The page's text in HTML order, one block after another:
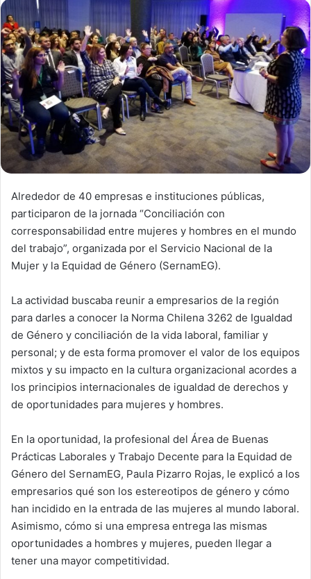
n
e
m
a
i
l
Alrededor de 40 empresas e instituciones públicas,
participaron de la jornada “Conciliación con
corresponsabilidad entre mujeres y hombres en el mundo
del trabajo”, organizada por el Servicio Nacional de la
Mujer y la Equidad de Género (SernamEG).
La actividad buscaba reunir a empresarios de la región
para darles a conocer la Norma Chilena 3262 de Igualdad
de Género y conciliación de la vida laboral, familiar y
personal; y de esta forma promover el valor de los equipos
mixtos y su impacto en la cultura organizacional acordes a
los principios internacionales de igualdad de derechos y
de oportunidades para mujeres y hombres.
En la oportunidad, la profesional del Área de Buenas
Prácticas Laborales y Trabajo Decente para la Equidad de
Género del SernamEG, Paula Pizarro Rojas, le explicó a los
empresarios qué son los estereotipos de género y cómo
han incidido en la entrada de las mujeres al mundo laboral.
Asimismo, cómo si una empresa entrega las mismas
oportunidades a hombres y mujeres, pueden llegar a
tener una mayor competitividad.